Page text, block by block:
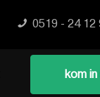
0519 - 24 12
kom